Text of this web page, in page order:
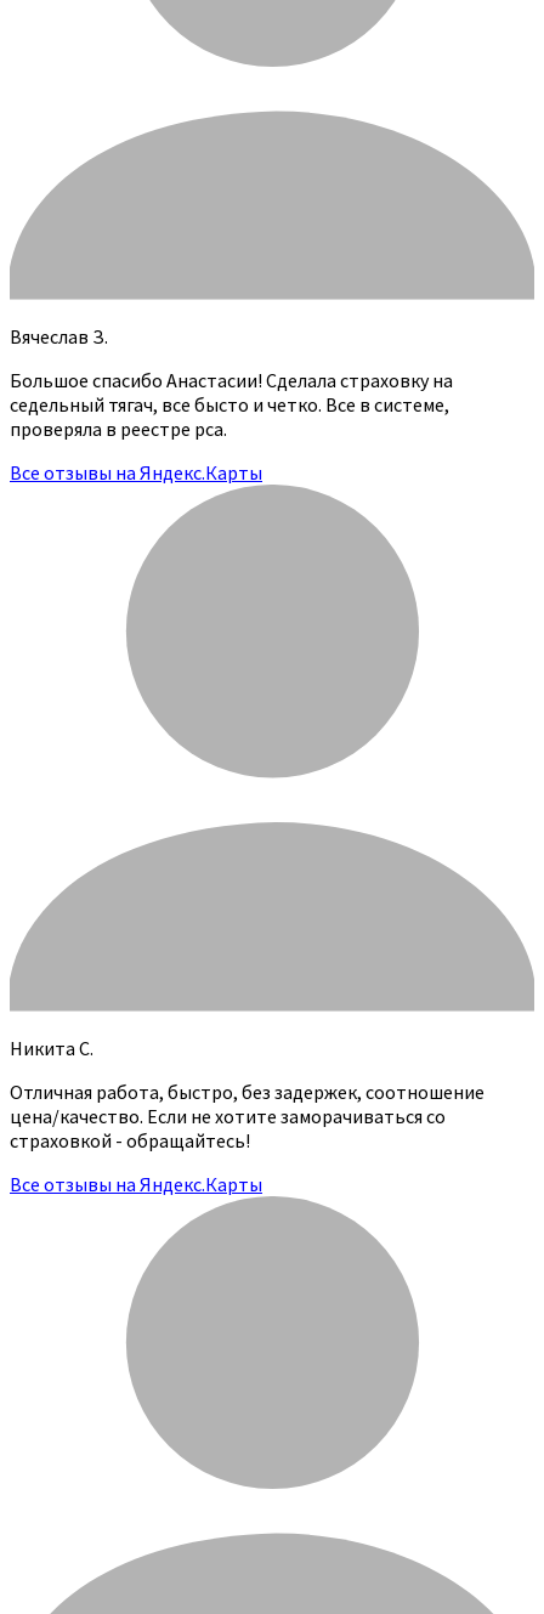
Вячеслав З.
Большое спасибо Анастасии! Сделала страховку на
седельный тягач, все бысто и четко. Все в системе,
проверяла в реестре рса.
Все отзывы на Яндекс.Карты
Никита С.
Отличная работа, быстро, без задержек, соотношение
цена/качество. Если не хотите заморачиваться со
страховкой - обращайтесь!
Все отзывы на Яндекс.Карты